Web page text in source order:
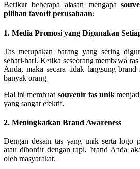
Berikut beberapa alasan mengapa
pilihan favorit perusahaan:
1. Media Promosi yang Digunakan
Tas merupakan barang yang sering
sehari-hari. Ketika seseorang membawa
Anda, maka secara tidak langsung
banyak orang.
Hal ini membuat souvenir tas unik
yang sangat efektif.
2. Meningkatkan Brand Awareness
Dengan desain tas yang unik serta logo
atau dibordir dengan rapi, brand Anda
oleh masyarakat.